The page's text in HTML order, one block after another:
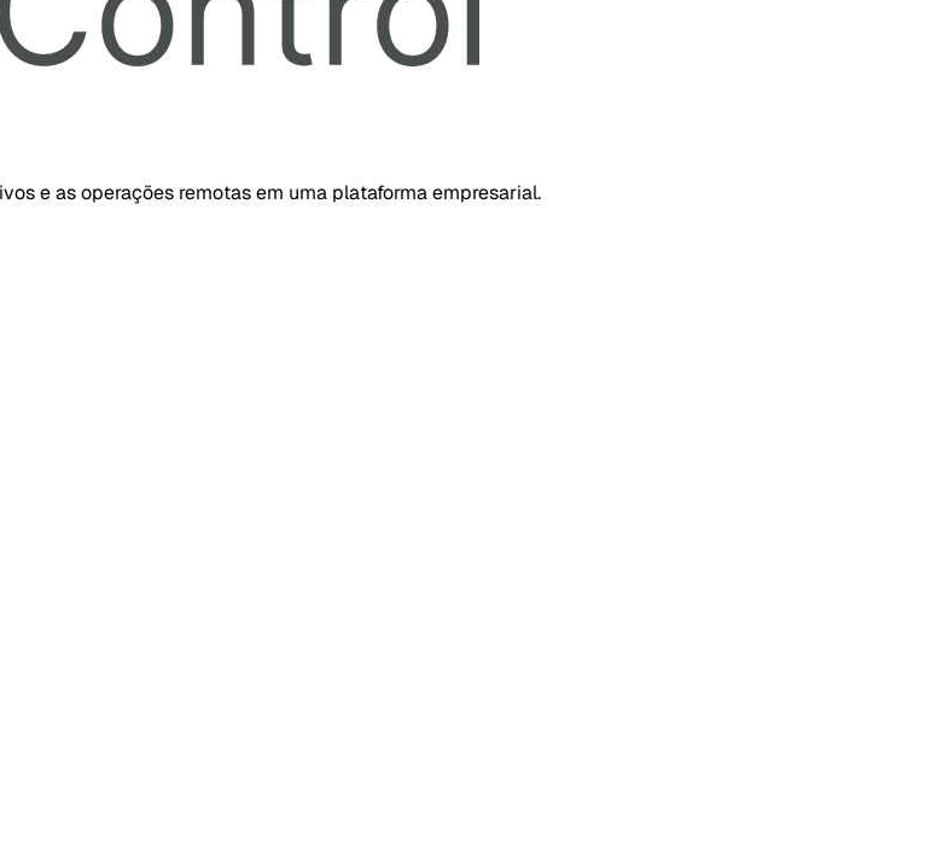
e as operações remotas em uma plataforma empresarial.